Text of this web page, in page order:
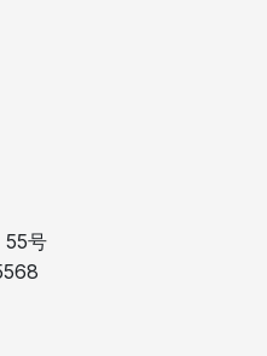
55号